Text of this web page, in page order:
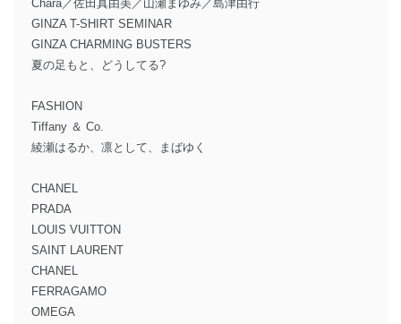
Chara／佐田真由美／山瀬まゆみ／島津由行
GINZA T-SHIRT SEMINAR
GINZA CHARMING BUSTERS
夏の足もと、どうしてる?
FASHION
Tiffany ＆ Co.
綾瀬はるか、凛として、まばゆく
CHANEL
PRADA
LOUIS VUITTON
SAINT LAURENT
CHANEL
FERRAGAMO
OMEGA